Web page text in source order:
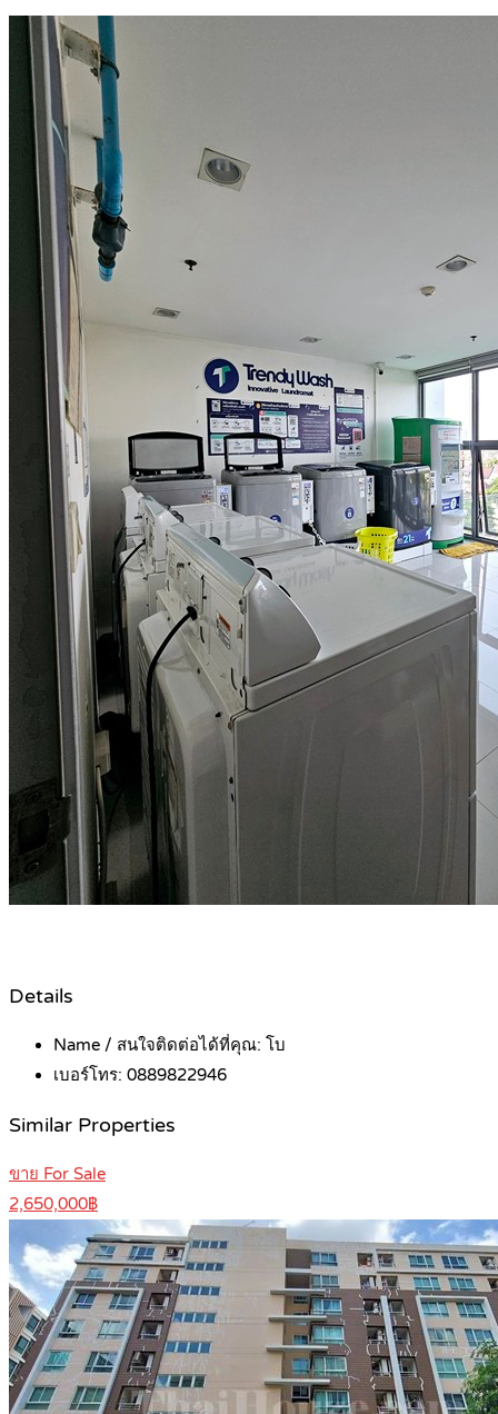
Details
Name / สนใจติดต่อได้ที่คุณ: โบ
เบอร์โทร: 0889822946
Similar Properties
ขาย For Sale
2,650,000฿